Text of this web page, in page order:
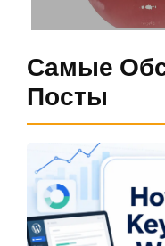
Самые
Посты